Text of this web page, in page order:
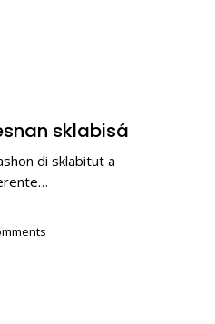
sklabisá
di sklabitut a